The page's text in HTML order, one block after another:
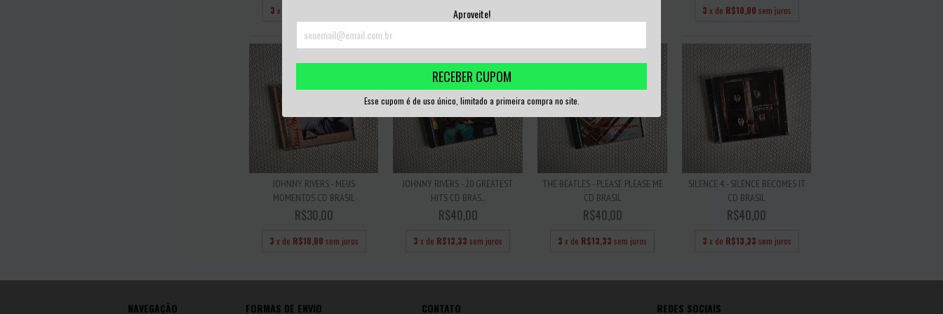
Aproveite!
RECEBER CUPOM
Esse cupom é de uso único, limitado a primeira compra no site.
3 x de R$16,67sem juros 3 x de R$10,00 sem juros
JOHNNY RIVERS - MEUS
MOMENTOS CD BRASIL
R$30,00
3 x de R$10,00 sem juros
JOHNNY RIVERS - 20 GREATEST
HITS CD BRAS...
R$40,00
3 x de R$13,33 sem juros
THE BEATLES - PLEASE PLEASE ME
CD BRASIL
R$40,00
3 x de R$13,33 sem juros
SILENCE 4 - SILENCE BECOMES IT
CD BRASIL
R$40,00
3 x de R$13,33 sem juros
NAVEGAÇÃO FORMAS DE ENVIO CONTATO REDES SOCIAIS